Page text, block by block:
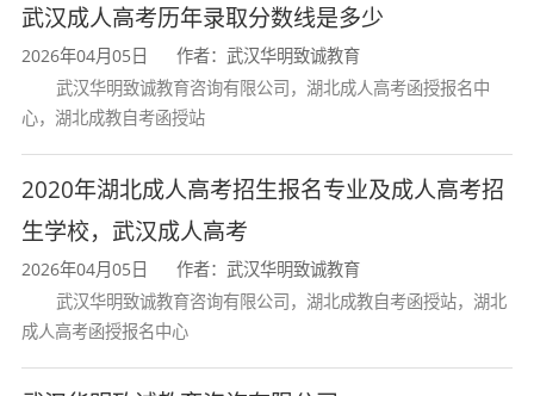
武汉成人高考历年录取分数线是多少
2026年04月05日
作者：武汉华明致诚教育
武汉华明致诚教育咨询有限公司，湖北成人高考函授报名中
心，湖北成教自考函授站
2020年湖北成人高考招生报名专业及成人高考招
生学校，武汉成人高考
2026年04月05日
作者：武汉华明致诚教育
武汉华明致诚教育咨询有限公司，湖北成教自考函授站，湖北
成人高考函授报名中心